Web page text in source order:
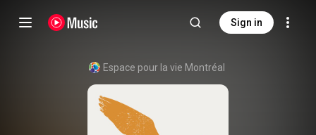
Sign in
Espace pour la vie Montréal